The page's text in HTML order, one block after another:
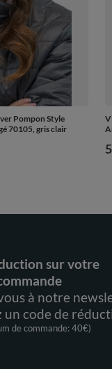
Pompon Style
70105, gris clair
sur votre
à notre
un code de
de commande: 40€)